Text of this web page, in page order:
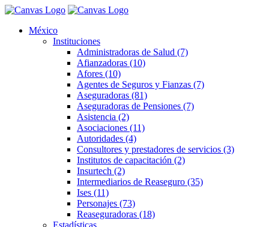
México
Instituciones
Administradoras de Salud (7)
Afianzadoras (10)
Afores (10)
Agentes de Seguros y Fianzas (7)
Aseguradoras (81)
Aseguradoras de Pensiones (7)
Asistencia (2)
Asociaciones (11)
Autoridades (4)
Consultores y prestadores de servicios (3)
Institutos de capacitación (2)
Insurtech (2)
Intermediarios de Reaseguro (35)
Ises (11)
Personajes (73)
Reaseguradoras (18)
Estadísticas